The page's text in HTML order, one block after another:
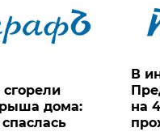
дома:
В
на